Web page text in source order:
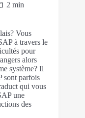
2 min
Vous
à travers le
pour
alors
système? Il
sont parfois
qui vous
une
des